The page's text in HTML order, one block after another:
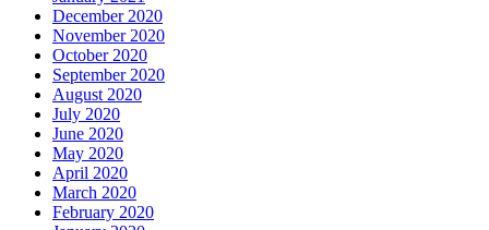
December 2020
November 2020
October 2020
September 2020
August 2020
July 2020
June 2020
May 2020
April 2020
March 2020
February 2020